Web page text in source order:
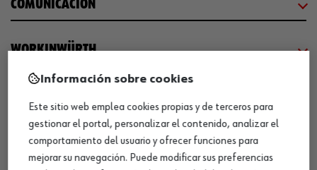
COMUNICACIÓN
WORKINWÜRTH
¡WÜRTH EMPRESA SOLIDARIA!
Información sobre cookies
Este sitio web emplea cookies propias y de terceros para
gestionar el portal, personalizar el contenido, analizar el
comportamiento del usuario y ofrecer funciones para
mejorar su navegación. Puede modificar sus preferencias